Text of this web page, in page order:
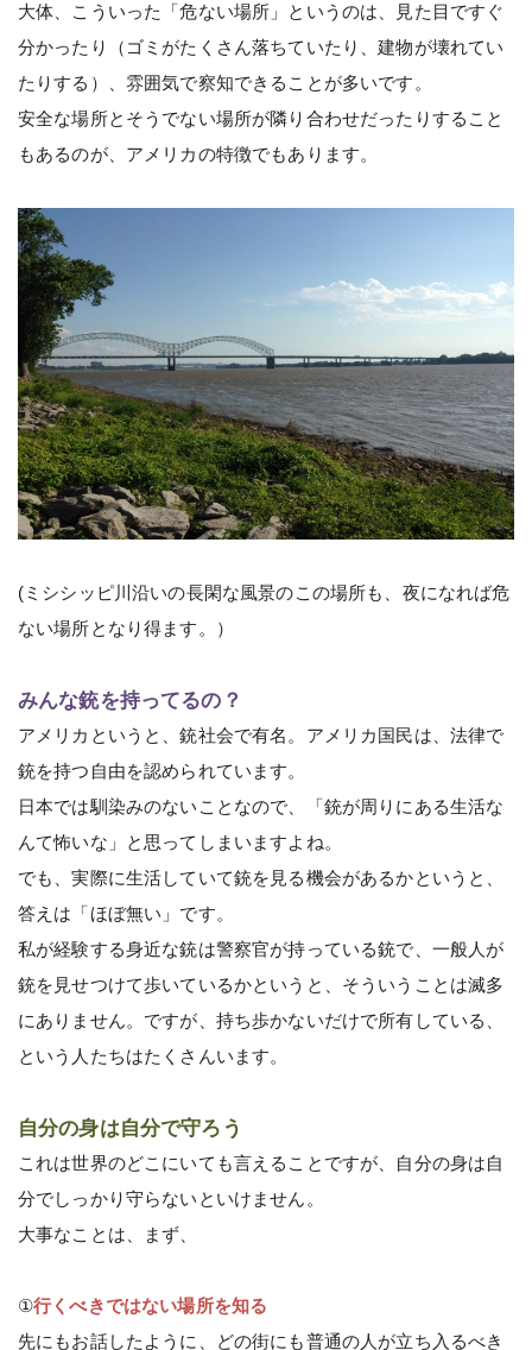
大体、こういった「危ない場所」というのは、見た目ですぐ
分かったり（ゴミがたくさん落ちていたり、建物が壊れてい
たりする）、雰囲気で察知できることが多いです。
安全な場所とそうでない場所が隣り合わせだったりすること
もあるのが、アメリカの特徴でもあります。
(ミシシッピ川沿いの長閑な風景のこの場所も、夜になれば危
ない場所となり得ます。）
みんな銃を持ってるの？
アメリカというと、銃社会で有名。アメリカ国民は、法律で
銃を持つ自由を認められています。
日本では馴染みのないことなので、「銃が周りにある生活な
んて怖いな」と思ってしまいますよね。
でも、実際に生活していて銃を見る機会があるかというと、
答えは「ほぼ無い」です。
私が経験する身近な銃は警察官が持っている銃で、一般人が
銃を見せつけて歩いているかというと、そういうことは滅多
にありません。ですが、持ち歩かないだけで所有している、
という人たちはたくさんいます。
自分の身は自分で守ろう
これは世界のどこにいても言えることですが、自分の身は自
分でしっかり守らないといけません。
大事なことは、まず、
①行くべきではない場所を知る
先にもお話したように、どの街にも普通の人が立ち入るべき